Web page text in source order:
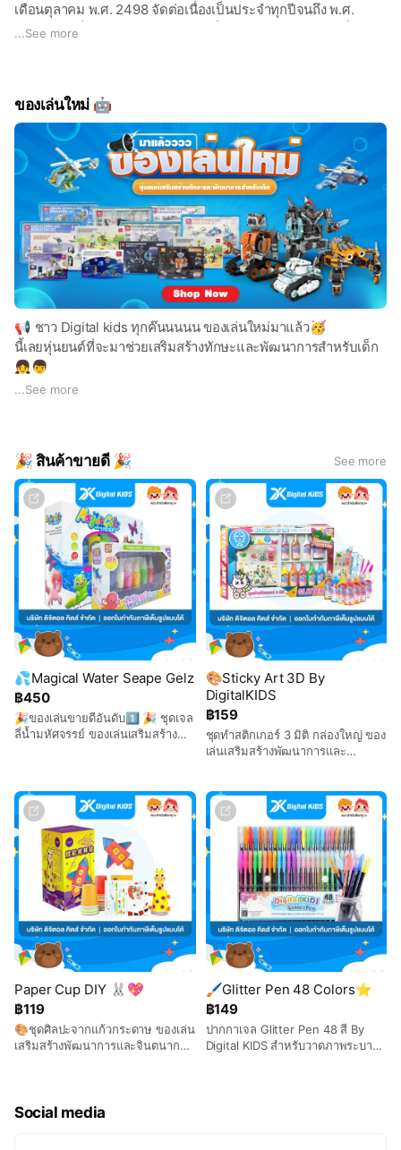
เดือนตุลาคม พ.ศ. 2498 จัดต่อเนื่องเป็นประจำทุกปีจนถึง พ.ศ.
2506 จึงเปลี่ยนไปจัดงานในวันเสาร์ที่ 2 ของเดือนมกราคม เนื่องจาก
...See more
ของเล่นใหม่ 🤖
📢 ชาว Digital kids ทุกค๊นนนนน ของเล่นใหม่มาแล้ว🥳
นี้เลยหุ่นยนต์ที่จะมาช่วยเสริมสร้างทักษะและพัฒนาการสำหรับเด็ก
👧👦
ไม่จำกัดเพศ ไม่จำกัดวัย ใครๆ ก็เล่นได้
...See more
🎉 สินค้าขายดี 🎉 See more
฿450
💦Magical Water Seape Gelz
🎉ของเล่นขายดีอันดับ1⃣ 🎉 ชุดเจล
ลี่น้ำมหัศจรรย์ ของเล่นเสริมสร้าง
฿159
🎨Sticky Art 3D By
DigitalKIDS
ชุดทำสติกเกอร์ 3 มิติ กล่องใหญ่ ของ
เล่นเสริมสร้างพัฒนาการและ
฿119
Paper Cup DIY 🐰💖
🎨ชุดศิลปะจากแก้วกระดาษ ของเล่น
เสริมสร้างพัฒนาการและจินตนาการ
฿149
🖌️Glitter Pen 48 Colors⭐
ปากกาเจล Glitter Pen 48 สี By
Digital KIDS สำหรับวาดภาพระบาย
Social media